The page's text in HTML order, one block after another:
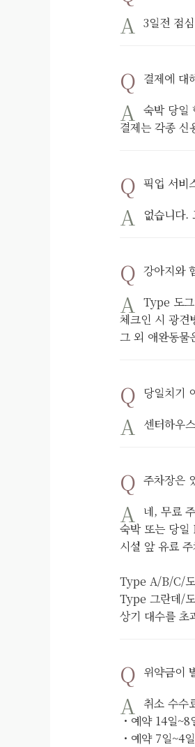
3일전 점
결제에 대
숙박 당일
결제는 각종 신
픽업 서비
없습니다.
강아지와
Type 도
체크인 시 광견
그 외 애완동물
당일치기
센터하우
주차장은
네, 무료
숙박 또는 당일
시설 앞 유료
Type A/B/C/도
Type 그란데/
상기 대수를 초
위약금이
취소 수수
・예약 14일
・예약 7일~4